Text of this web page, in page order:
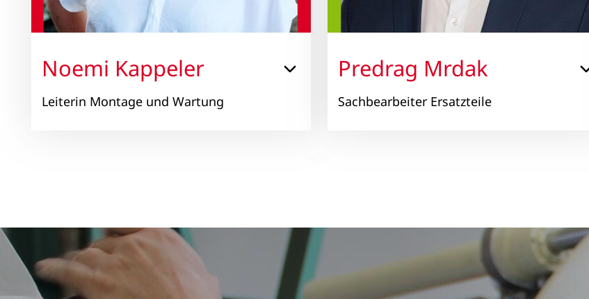
Noemi Kappeler
Leiterin Montage und Wartung
Predrag Mrdak
Sachbearbeiter Ersatzteile